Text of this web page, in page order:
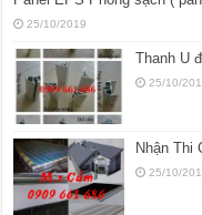
25/10/2019
Thanh U
25/10/
Nhận Thi
25/10/